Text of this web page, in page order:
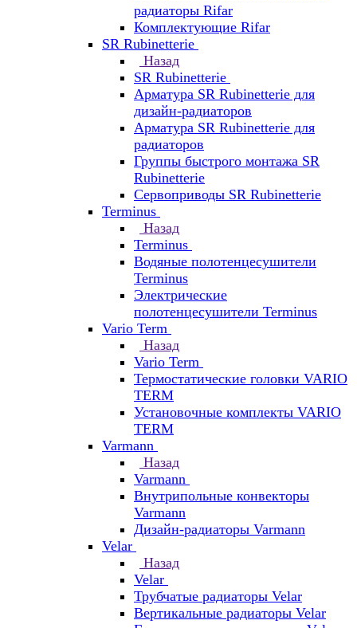
радиаторы Rifar
Комплектующие Rifar
SR Rubinetterie
Назад
SR Rubinetterie
Арматура SR Rubinetterie для
дизайн-радиаторов
Арматура SR Rubinetterie для
радиаторов
Группы быстрого монтажа SR
Rubinetterie
Сервоприводы SR Rubinetterie
Terminus
Назад
Terminus
Водяные полотенцесушители
Terminus
Электрические
полотенцесушители Terminus
Vario Term
Назад
Vario Term
Термостатические головки VARIO
TERM
Установочные комплекты VARIO
TERM
Varmann
Назад
Varmann
Внутрипольные конвекторы
Varmann
Дизайн-радиаторы Varmann
Velar
Назад
Velar
Трубчатые радиаторы Velar
Вертикальные радиаторы Velar